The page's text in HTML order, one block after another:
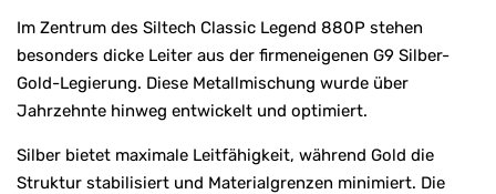
Im Zentrum des Siltech Classic Legend 880P stehen
besonders dicke Leiter aus der firmeneigenen G9 Silber-
Gold-Legierung. Diese Metallmischung wurde über
Jahrzehnte hinweg entwickelt und optimiert.
Silber bietet maximale Leitfähigkeit, während Gold die
Struktur stabilisiert und Materialgrenzen minimiert. Die